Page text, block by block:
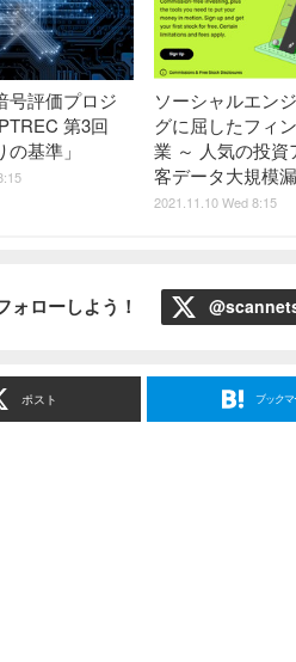
号評価プロジ
第3回
の基準」
ソーシャルエン
グに屈したフィ
業 ～ 人気の投資
客データ大規模
2021.11.10 Wed 8:15
ローしよう！
ポスト ブックマ